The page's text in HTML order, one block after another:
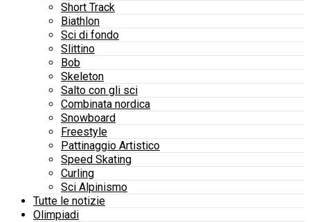
Short Track
Biathlon
Sci di fondo
Slittino
Bob
Skeleton
Salto con gli sci
Combinata nordica
Snowboard
Freestyle
Pattinaggio Artistico
Speed Skating
Curling
Sci Alpinismo
Tutte le notizie
Olimpiadi